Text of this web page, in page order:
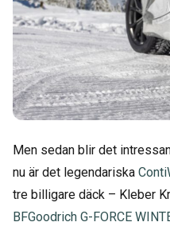
Men sedan blir det
nu är det legendariska
tre billigare däck – Kleber
BFGoodrich G-FORCE